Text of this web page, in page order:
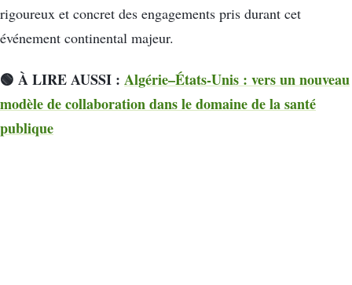
rigoureux et concret des engagements pris durant cet
événement continental majeur.
🟢 À LIRE AUSSI : Algérie–États-Unis : vers un nouveau
modèle de collaboration dans le domaine de la santé
publique